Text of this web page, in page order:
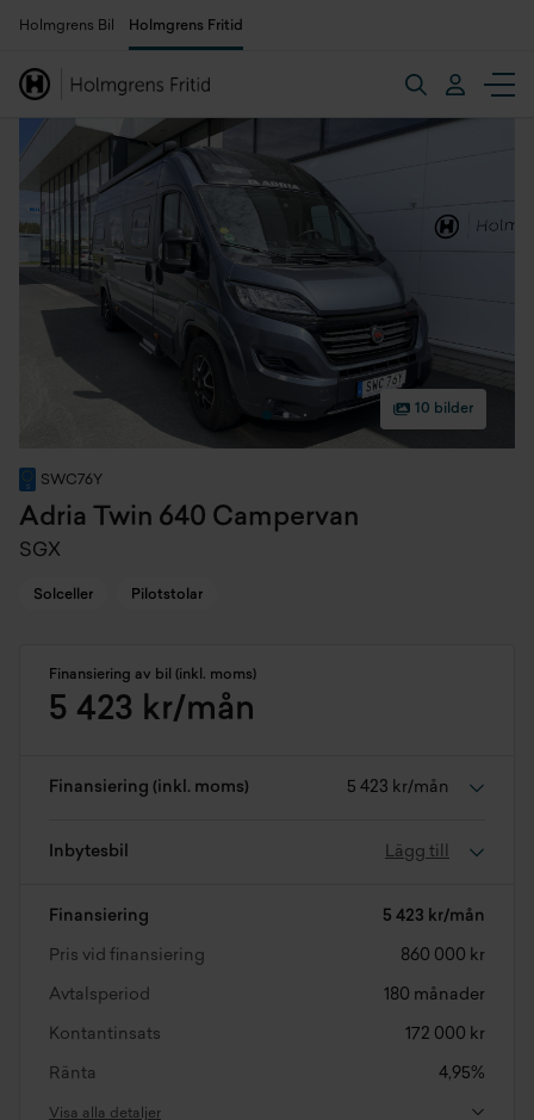
Holmgrens Bil Holmgrens Fritid
10 bilder
SWC76Y
Adria Twin 640 Campervan
SGX
Solceller Pilotstolar
Finansiering av bil (inkl. moms)
5 423 kr/mån
Finansiering (inkl. moms) 5 423 kr/mån
Inbytesbil Lägg till
Finansiering 5 423 kr/mån
Pris vid finansiering 860 000 kr
Avtalsperiod 180 månader
Kontantinsats 172 000 kr
Ränta 4,95%
Visa alla detaljer